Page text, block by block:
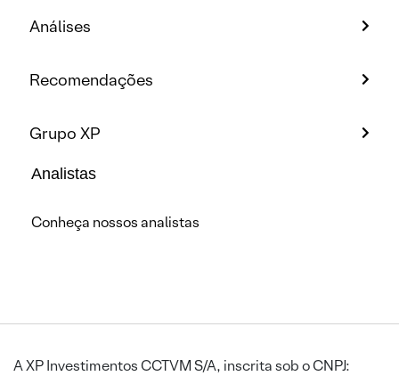
Análises
Recomendações
Grupo XP
Analistas
Conheça nossos analistas
A XP Investimentos CCTVM S/A, inscrita sob o CNPJ: